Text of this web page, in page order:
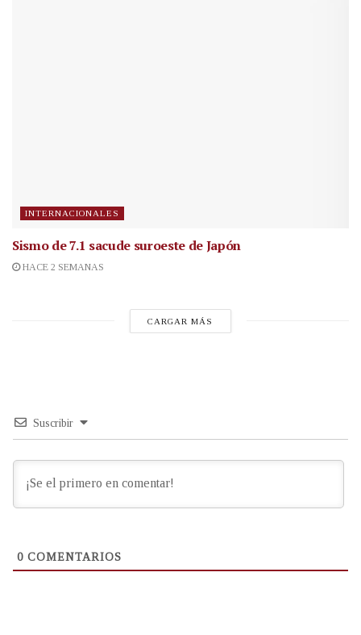
INTERNACIONALES
Sismo de 7.1 sacude suroeste de Japón
HACE 2 SEMANAS
CARGAR MÁS
Suscribir
0 COMENTARIOS